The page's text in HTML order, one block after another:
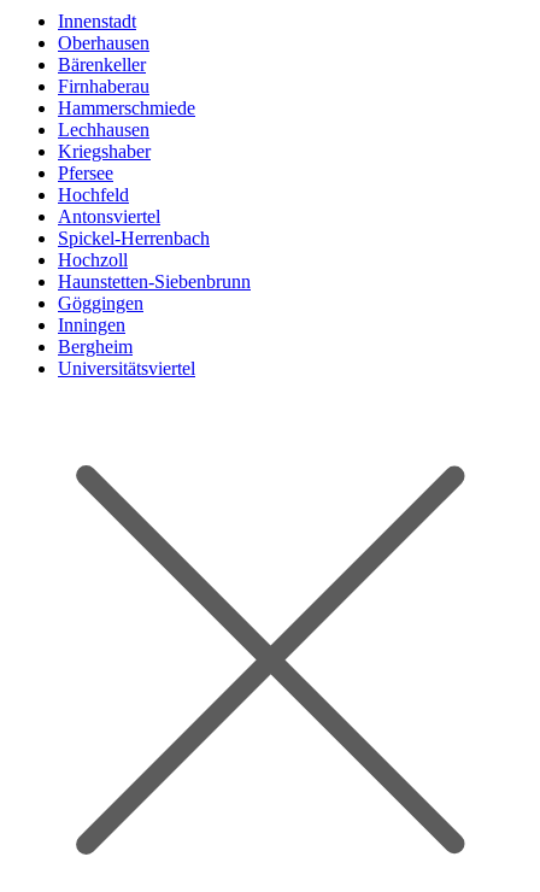
Innenstadt
Oberhausen
Bärenkeller
Firnhaberau
Hammerschmiede
Lechhausen
Kriegshaber
Pfersee
Hochfeld
Antonsviertel
Spickel-Herrenbach
Hochzoll
Haunstetten-Siebenbrunn
Göggingen
Inningen
Bergheim
Universitätsviertel